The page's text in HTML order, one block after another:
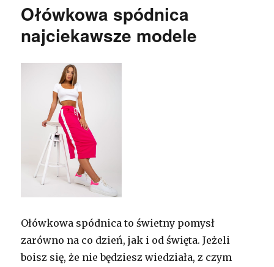
Ołówkowa spódnica
najciekawsze modele
Ołówkowa spódnica to świetny pomysł
zarówno na co dzień, jak i od święta. Jeżeli
boisz się, że nie będziesz wiedziała, z czym